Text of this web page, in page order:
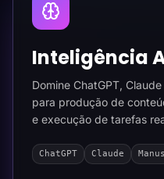
Inteligência
Domine ChatGPT,
para produção de
e execução de tarefas
ChatGPT Claude Manus